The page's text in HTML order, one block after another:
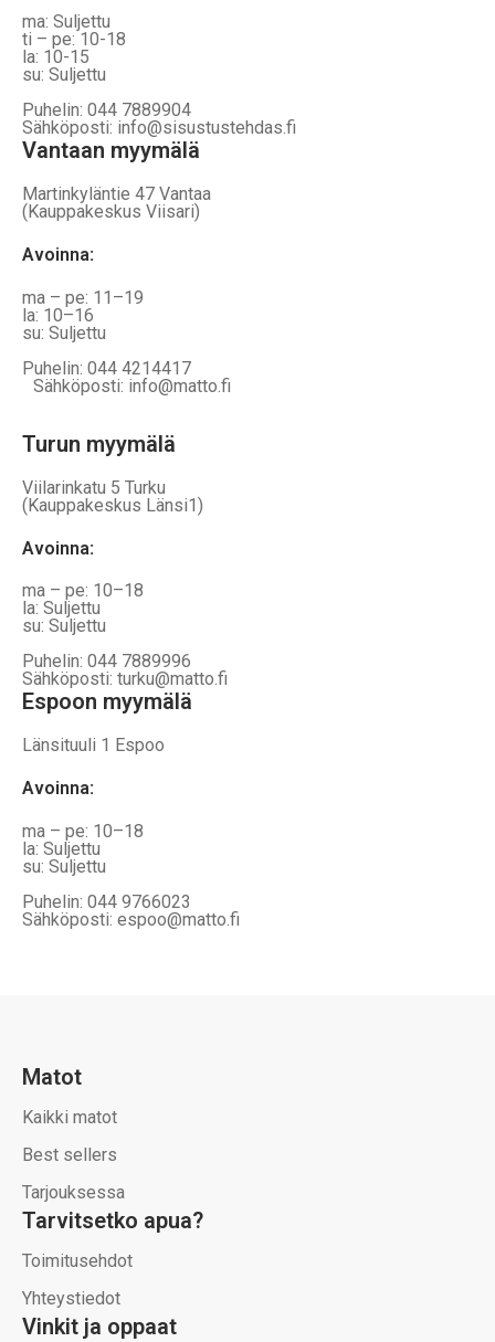
ma: Suljettu
ti – pe: 10-18
la: 10-15
su: Suljettu
Puhelin: 044 7889904
Sähköposti: info@sisustustehdas.fi
Vantaan myymälä
Martinkyläntie 47 Vantaa
(Kauppakeskus Viisari)
Avoinna:
ma – pe: 11–19
la: 10–16
su: Suljettu
Puhelin: 044 4214417
Sähköposti: info@matto.fi
Turun myymälä
Viilarinkatu 5 Turku
(Kauppakeskus Länsi1)
Avoinna:
ma – pe: 10–18
la: Suljettu
su: Suljettu
Puhelin: 044 7889996
Sähköposti: turku@matto.fi
Espoon myymälä
Länsituuli 1 Espoo
Avoinna:
ma – pe: 10–18
la: Suljettu
su: Suljettu
Puhelin: 044 9766023
Sähköposti: espoo@matto.fi
Matot
Kaikki matot
Best sellers
Tarjouksessa
Tarvitsetko apua?
Toimitusehdot
Yhteystiedot
Vinkit ja oppaat